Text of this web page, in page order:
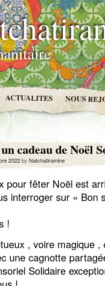
ACTUALITES NOUS
cadeau de Noël
2022by Natchatiramine
pour fêter Noël est
interroger sur «
!
, voire magique
une cagnotte
Solidaire